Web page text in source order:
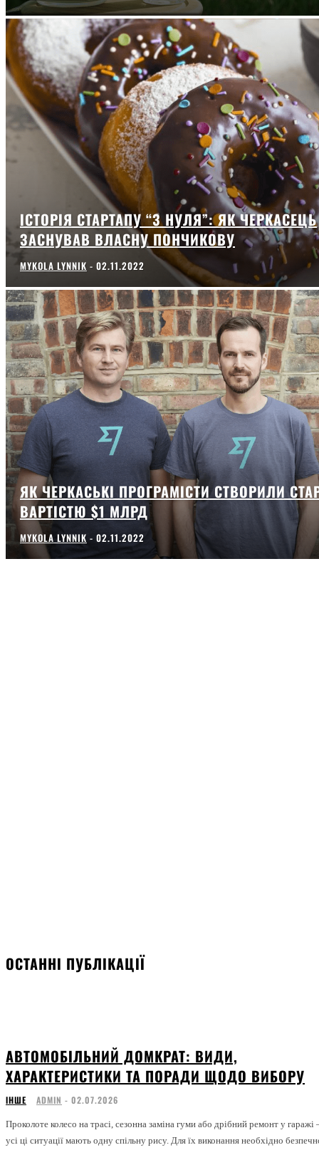
ІСТОРІЯ СТАРТАПУ “З НУЛЯ”: ЯК ЧЕРКАСЕЦЬ
ЗАСНУВАВ ВЛАСНУ ПОНЧИКОВУ
MYKOLA LYNNIK - 02.11.2022
ЯК ЧЕРКАСЬКІ ПРОГРАМІСТИ СТВОРИЛИ
ВАРТІСТЮ $1 МЛРД
MYKOLA LYNNIK - 02.11.2022
ОСТАННІ ПУБЛІКАЦІЇ
АВТОМОБІЛЬНИЙ ДОМКРАТ: ВИДИ,
ХАРАКТЕРИСТИКИ ТА ПОРАДИ ЩОДО ВИБОРУ
ІНШЕ ADMIN - 02.07.2026
Проколоте колесо на трасі, сезонна заміна гуми або дрібний ремонт у гаражі
усі ці ситуації мають одну спільну рису. Для їх виконання необхідно